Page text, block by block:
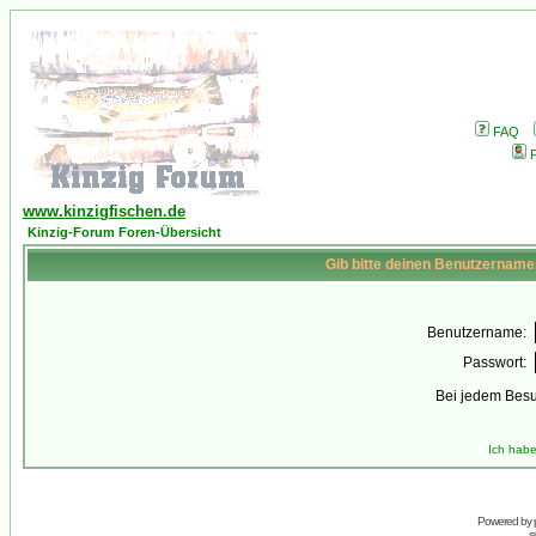
FAQ
www.kinzigfischen.de
Kinzig-Forum Foren-Übersicht
Gib bitte deinen
Benutzername:
Passwort:
Bei jedem
Ich
Powered by